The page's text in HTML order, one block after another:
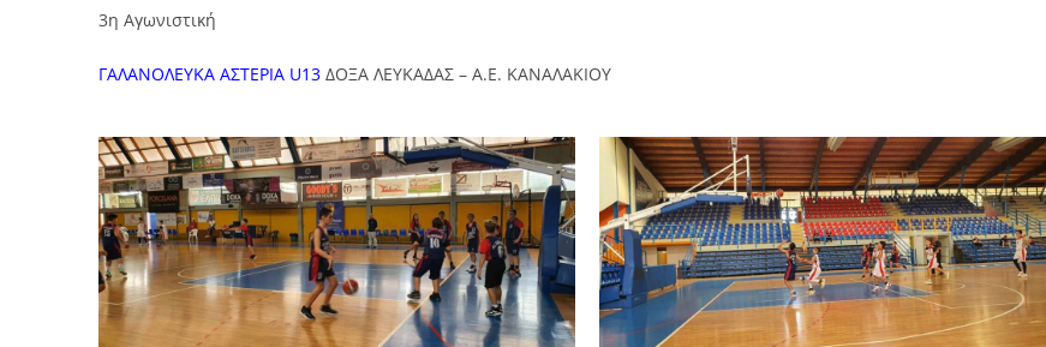
3η Αγωνιστική
ΓΑΛΑΝΟΛΕΥΚΑ ΑΣΤΕΡΙΑ U13 ΔΟΞΑ ΛΕΥΚΑΔΑΣ – Α.Ε. ΚΑΝΑΛΑΚΙΟΥ